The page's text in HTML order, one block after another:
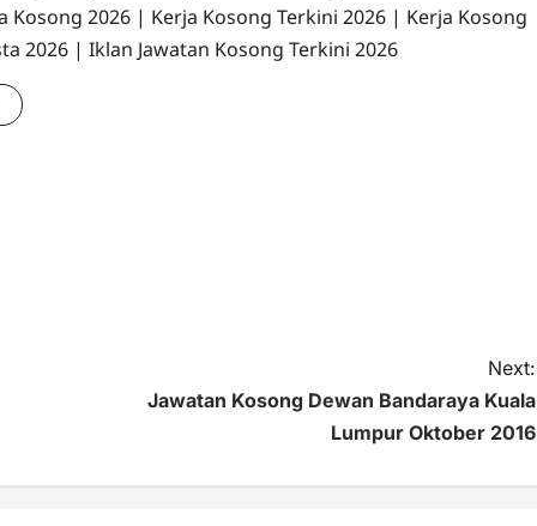
Kosong 2026 | Kerja Kosong Terkini 2026 | Kerja Kosong
2026 | Iklan Jawatan Kosong Terkini 2026
Next:
Jawatan Kosong Dewan Bandaraya Kuala
Lumpur Oktober 2016